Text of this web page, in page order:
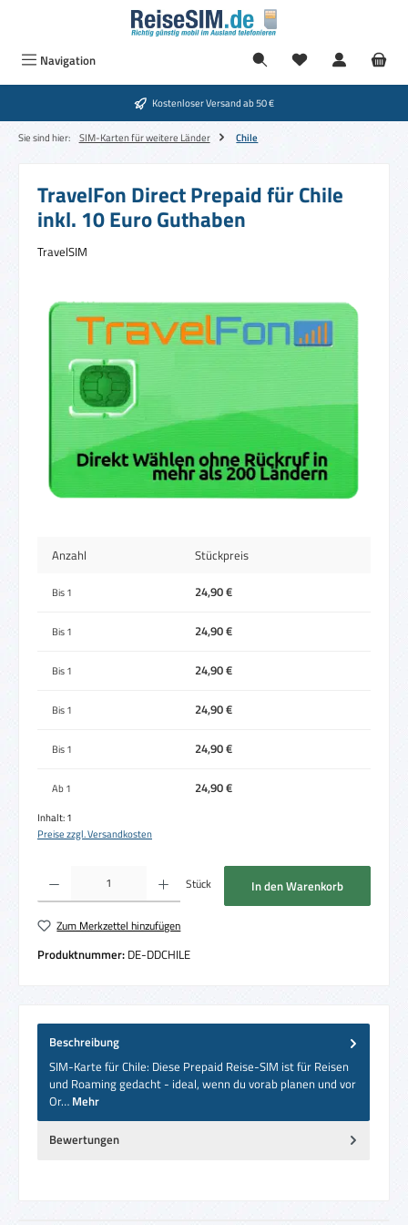
Zum Hauptinhalt springen
Navigation
Kostenloser Versand ab 50 €
Sie sind hier: SIM-Karten für weitere Länder Chile
TravelFon Direct Prepaid für Chile
inkl. 10 Euro Guthaben
TravelSIM
Bildergalerie überspringen
Anzahl Stückpreis
Bis1 24,90 €
Bis1 24,90 €
Bis1 24,90 €
Bis1 24,90 €
Bis1 24,90 €
Ab1 24,90 €
Inhalt:1
Preise zzgl. Versandkosten
Produkt Anzahl: Gib den gewünschten Wert ein oder benutze die Schaltflächen um
Stück In den Warenkorb
Zum Merkzettel hinzufügen
Produktnummer: DE-DDCHILE
Beschreibung
SIM-Karte für Chile: Diese Prepaid Reise-SIM ist für Reisen
und Roaming gedacht - ideal, wenn du vorab planen und vor
Or… Mehr
Bewertungen